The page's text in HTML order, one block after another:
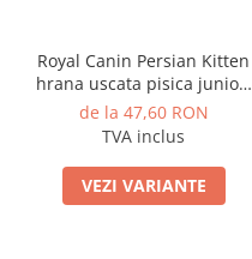
Royal Canin Persian Kitten
hrana uscata pisica junior,
2 kg
de la 47,60 RON
TVA inclus
VEZI VARIANTE